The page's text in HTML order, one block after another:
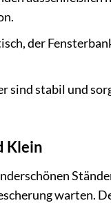
der
sind stabil und
Klein
warten.